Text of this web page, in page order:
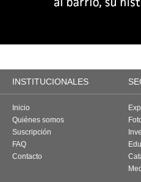
INSTITUCIONALES
Inicio
Quiénes somos
Suscripción
FAQ
Contacto